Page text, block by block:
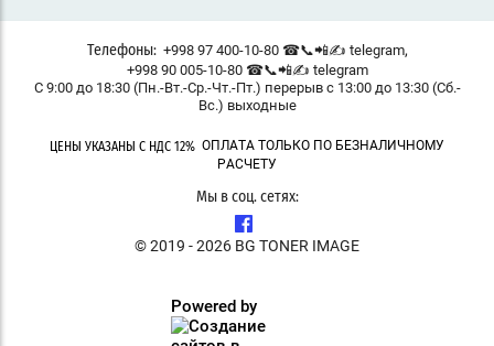
Телефоны: +998 97 400-10-80 ☎📞📲✍ telegram,
+998 90 005-10-80 ☎📞📲✍ telegram
С 9:00 до 18:30 (Пн.-Вт.-Ср.-Чт.-Пт.) перерыв с 13:00 до 13:30 (Сб.-
Вс.) выходные
ЦЕНЫ УКАЗАНЫ С НДС 12% ОПЛАТА ТОЛЬКО ПО БЕЗНАЛИЧНОМУ
РАСЧЕТУ
Мы в соц. сетях:
© 2019 - 2026 BG TONER IMAGE
Powered by